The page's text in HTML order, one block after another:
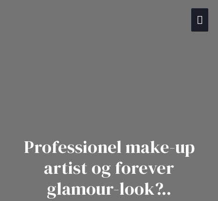
Professionel make-up
artist og forever
glamour-look?..